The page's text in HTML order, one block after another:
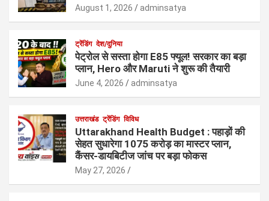
August 1, 2026 adminsatya
ट्रेंडिंग देश/दुनिया
पेट्रोल से सस्ता होगा E85 फ्यूल! सरकार का बड़ा
प्लान, Hero और Maruti ने शुरू की तैयारी
June 4, 2026 adminsatya
उत्तराखंड ट्रेंडिंग विविध
Uttarakhand Health Budget : पहाड़ों की
सेहत सुधारेगा 1075 करोड़ का मास्टर प्लान,
कैंसर-डायबिटीज जांच पर बड़ा फोकस
May 27, 2026